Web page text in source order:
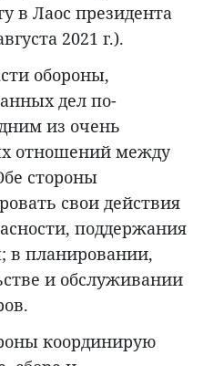
в Лаос президента
2021 г.).
обороны,
дел по-
из очень
отношений между
стороны
свои действия
поддержания
в планировании,
и обслуживании
координирую